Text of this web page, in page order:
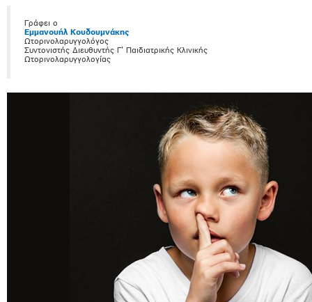
Γράφει ο
Εμμανουήλ Κουδουμνάκης
Ωτορινολαρυγγολόγος
Συντονιστής Διευθυντής Γ’ Παιδιατρικής Κλινικής
Ωτορινολαρυγγολογίας